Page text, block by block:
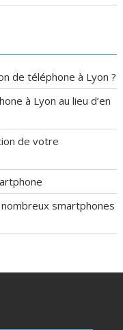
de téléphone à Lyon ?
à Lyon au lieu d’en
de votre
smartphones